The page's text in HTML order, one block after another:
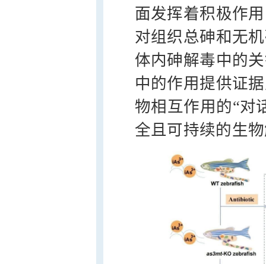
面发挥着积极作
对组织总砷和无
体内砷解毒中的
中的作用提供证
物相互作用的“对
全且可持续的生